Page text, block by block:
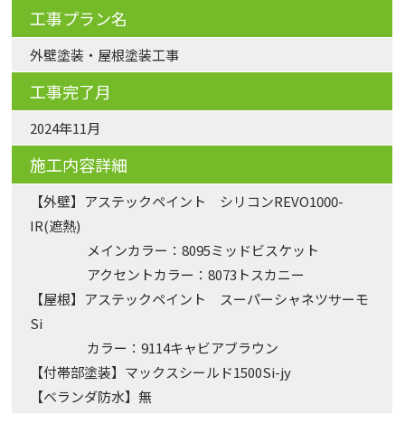
工事プラン名
外壁塗装・屋根塗装工事
工事完了月
2024年11月
施工内容詳細
【外壁】アステックペイント シリコンREVO1000-
IR(遮熱)
メインカラー：8095ミッドビスケット
アクセントカラー：8073トスカニー
【屋根】アステックペイント スーパーシャネツサーモ
Si
カラー：9114キャビアブラウン
【付帯部塗装】マックスシールド1500Si-jy
【ベランダ防水】無